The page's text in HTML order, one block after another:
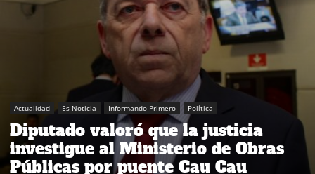
Actualidad Es Noticia Informando Primero Política
Diputado valoró que la justicia
investigue al Ministerio de Obras
Públicas por puente Cau Cau